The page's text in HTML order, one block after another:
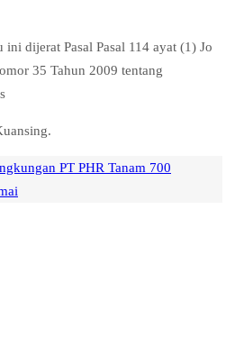
dijerat Pasal Pasal 114 ayat (1) Jo
35 Tahun 2009 tentang
PT PHR Tanam 700